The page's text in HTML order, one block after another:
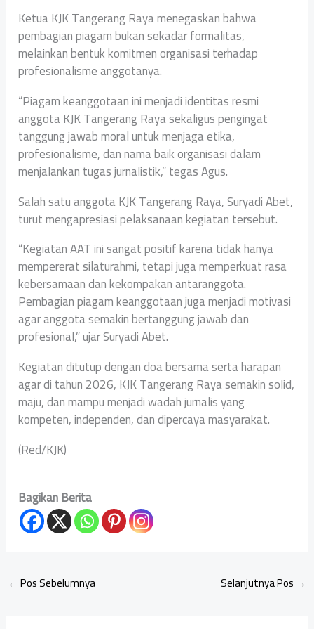
Ketua KJK Tangerang Raya menegaskan bahwa
pembagian piagam bukan sekadar formalitas,
melainkan bentuk komitmen organisasi terhadap
profesionalisme anggotanya.
“Piagam keanggotaan ini menjadi identitas resmi
anggota KJK Tangerang Raya sekaligus pengingat
tanggung jawab moral untuk menjaga etika,
profesionalisme, dan nama baik organisasi dalam
menjalankan tugas jurnalistik,” tegas Agus.
Salah satu anggota KJK Tangerang Raya, Suryadi Abet,
turut mengapresiasi pelaksanaan kegiatan tersebut.
“Kegiatan AAT ini sangat positif karena tidak hanya
mempererat silaturahmi, tetapi juga memperkuat rasa
kebersamaan dan kekompakan antaranggota.
Pembagian piagam keanggotaan juga menjadi motivasi
agar anggota semakin bertanggung jawab dan
profesional,” ujar Suryadi Abet.
Kegiatan ditutup dengan doa bersama serta harapan
agar di tahun 2026, KJK Tangerang Raya semakin solid,
maju, dan mampu menjadi wadah jurnalis yang
kompeten, independen, dan dipercaya masyarakat.
(Red/KJK)
Bagikan Berita
← Pos Sebelumnya Selanjutnya Pos →